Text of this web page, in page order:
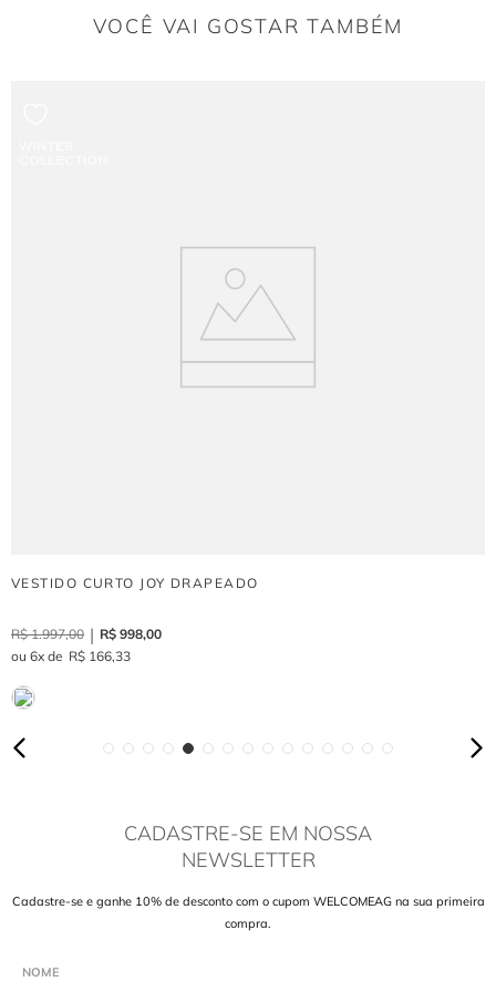
VOCÊ VAI GOSTAR TAMBÉM
VESTIDO CURTO JOY DRAPEADO
R$ 1.997,00 R$ 998,00
6
R$ 166,33
CADASTRE-SE EM NOSSA
NEWSLETTER
Cadastre-se e ganhe 10% de desconto com o cupom WELCOMEAG na sua primeira
compra.